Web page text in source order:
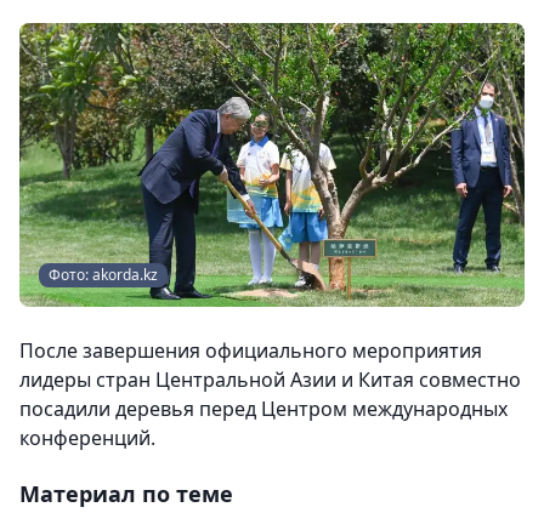
Фото: akorda.kz
После завершения официального мероприятия
лидеры стран Центральной Азии и Китая совместно
посадили деревья перед Центром международных
конференций.
Материал по теме